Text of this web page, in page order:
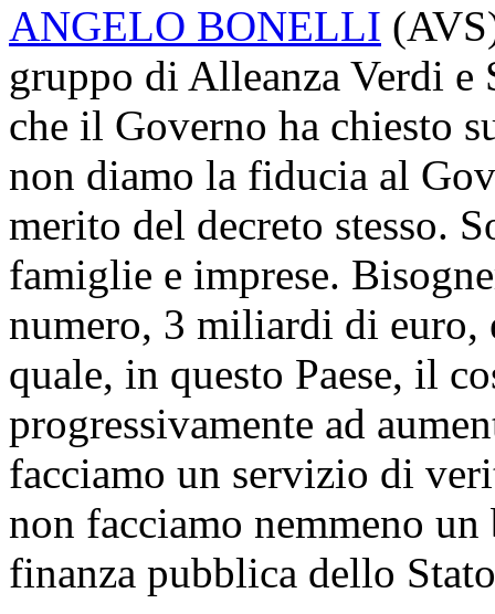
ANGELO BONELLI (AVS
gruppo di Alleanza Verdi e
che il Governo ha chiesto
non diamo la fiducia al
merito del decreto stesso.
famiglie e imprese.
numero, 3 miliardi di euro,
quale, in questo Paese, il
progressivamente ad
facciamo un servizio di
non facciamo nemmeno
finanza pubblica dello